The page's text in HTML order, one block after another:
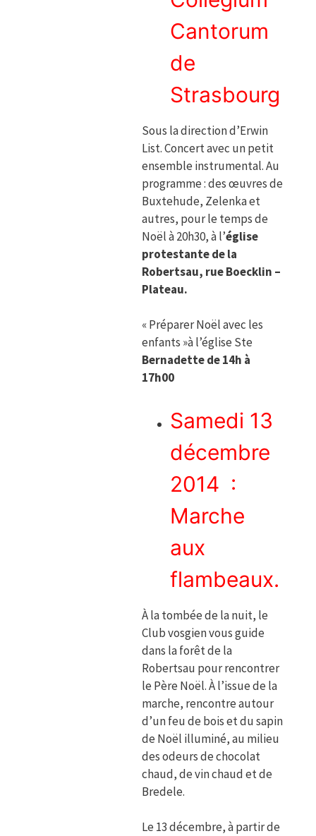
Cantorum
de
Strasbourg
Sous la direction d’Erwin
List. Concert avec un petit
ensemble instrumental. Au
programme : des œuvres de
Buxtehude, Zelenka et
autres, pour le temps de
Noël à 20h30, à l’église
protestante de la
Robertsau, rue Boecklin –
Plateau.
« Préparer Noël avec les
enfants »à l’église Ste
Bernadette de 14h à
17h00
Samedi 13
décembre
2014 :
Marche
aux
flambeaux.
À la tombée de la nuit, le
Club vosgien vous guide
dans la forêt de la
Robertsau pour rencontrer
le Père Noël. À l’issue de la
marche, rencontre autour
d’un feu de bois et du sapin
de Noël illuminé, au milieu
des odeurs de chocolat
chaud, de vin chaud et de
Bredele.
Le 13 décembre, à partir de